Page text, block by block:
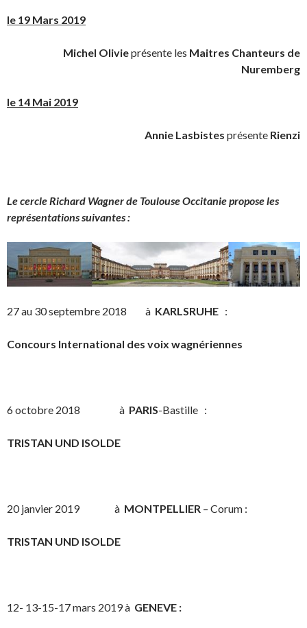
le 19 Mars 2019
Michel Olivieprésente les Maitres Chanteurs de
Nuremberg
le 14 Mai 2019
Annie Lasbistes présente Rienzi
Le cercle Richard Wagner de Toulouse Occitanie propose les
représentations suivantes :
27 au 30 septembre 2018 à KARLSRUHE :
Concours International des voix wagnériennes
6 octobre 2018 à PARIS-Bastille :
TRISTAN UND ISOLDE
20 janvier 2019 à MONTPELLIER – Corum :
TRISTAN UND ISOLDE
12- 13-15-17 mars 2019 à GENEVE :